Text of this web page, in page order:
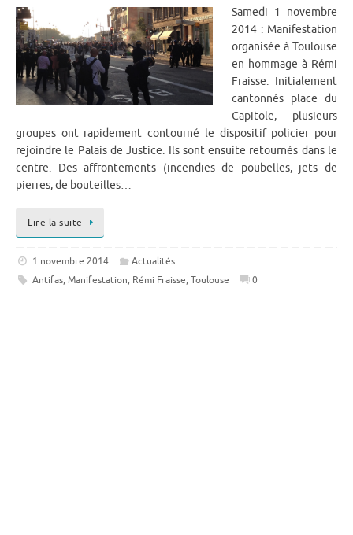
Samedi 1 novembre
2014 : Manifestation
organisée à Toulouse
en hommage à Rémi
Fraisse. Initialement
cantonnés place du
Capitole, plusieurs
groupes ont rapidement contourné le dispositif policier pour
rejoindre le Palais de Justice. Ils sont ensuite retournés dans le
centre. Des affrontements (incendies de poubelles, jets de
pierres, de bouteilles…
Lire la suite
1 novembre 2014
Actualités
Antifas, Manifestation, Rémi Fraisse, Toulouse 0